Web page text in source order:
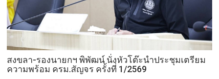
กุศล
วัน
แม่
กว่า
๕๐๐
คน
สงขลา-รองนายกฯ พิพัฒน์ นั่งหัวโต๊ะนำประชุมเตรียม
ความพร้อม ครม.สัญจร ครั้งที่ 1/2569